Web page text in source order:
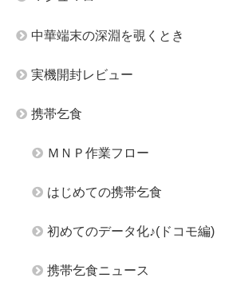
中華端末の深淵を覗くとき
実機開封レビュー
携帯乞食
ＭＮＰ作業フロー
はじめての携帯乞食
初めてのデータ化♪(ドコモ編)
携帯乞食ニュース